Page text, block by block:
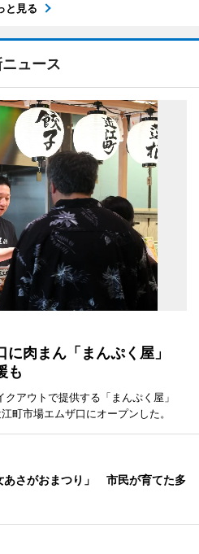
と見る
ュース
に肉まん「まんぷく屋」
も
アウトで提供する「まんぷく屋」
町市場エムザ口にオープンした。
あさがおまつり」 市民が育てた多